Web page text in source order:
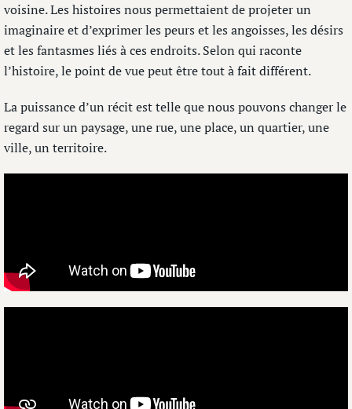
voisine. Les histoires nous permettaient de projeter un
imaginaire et d’exprimer les peurs et les angoisses, les désirs
et les fantasmes liés à ces endroits. Selon qui raconte
l’histoire, le point de vue peut être tout à fait différent.
La puissance d’un récit est telle que nous pouvons changer le
regard sur un paysage, une rue, une place, un quartier, une
ville, un territoire.